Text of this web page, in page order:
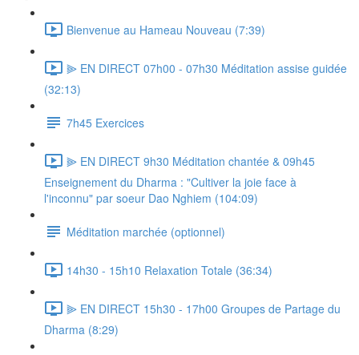
Bienvenue au Hameau Nouveau (7:39)
⫸ EN DIRECT 07h00 - 07h30 Méditation assise guidée
(32:13)
7h45 Exercices
⫸ EN DIRECT 9h30 Méditation chantée & 09h45
Enseignement du Dharma : "Cultiver la joie face à
l'inconnu" par soeur Dao Nghiem (104:09)
Méditation marchée (optionnel)
14h30 - 15h10 Relaxation Totale (36:34)
⫸ EN DIRECT 15h30 - 17h00 Groupes de Partage du
Dharma (8:29)